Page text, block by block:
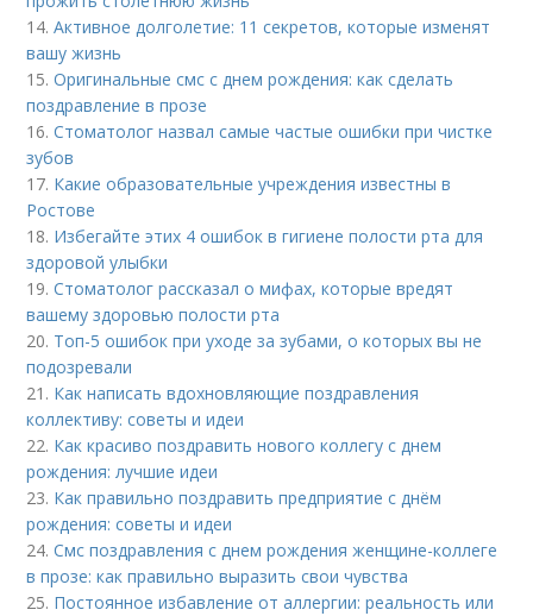
14.Активное долголетие: 11 секретов, которые изменят
вашу жизнь
15.Оригинальные смс с днем рождения: как сделать
поздравление в прозе
16.Стоматолог назвал самые частые ошибки при чистке
зубов
17. Какие образовательные учреждения известны в
Ростове
18. Избегайте этих 4 ошибок в гигиене полости рта для
здоровой улыбки
19.Стоматолог рассказал о мифах, которые вредят
вашему здоровью полости рта
20. Топ-5 ошибок при уходе за зубами, о которых вы не
подозревали
21. Как написать вдохновляющие поздравления
коллективу: советы и идеи
22. Как красиво поздравить нового коллегу с днем
рождения: лучшие идеи
23. Как правильно поздравить предприятие с днём
рождения: советы и идеи
24.Смс поздравления с днем рождения женщине-коллеге
в прозе: как правильно выразить свои чувства
25. Постоянное избавление от аллергии: реальность или